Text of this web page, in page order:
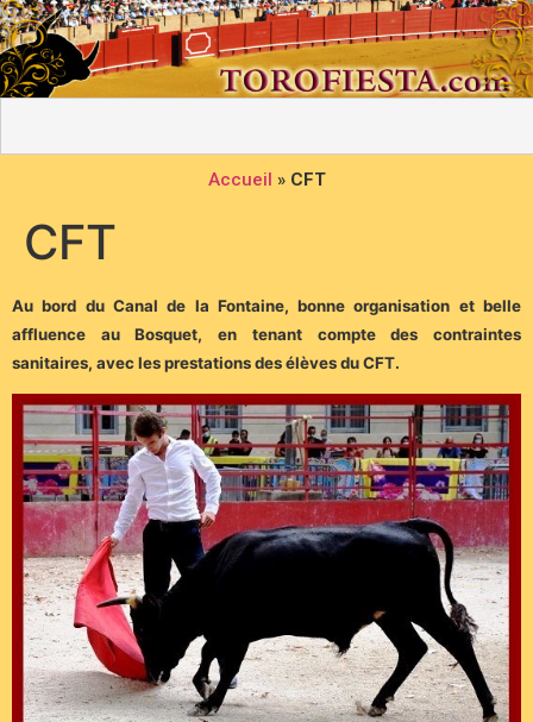
Accueil » CFT
CFT
Au bord du Canal de la Fontaine, bonne organisation et belle
affluence au Bosquet, en tenant compte des contraintes
sanitaires, avec les prestations des élèves du CFT.